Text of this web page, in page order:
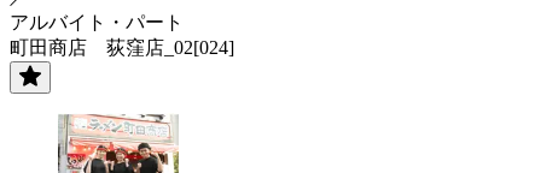
アルバイト・パート
町田商店 荻窪店_02[024]